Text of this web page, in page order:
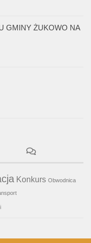
GMINY ŻUKOWO NA
Konkurs Obwodnica